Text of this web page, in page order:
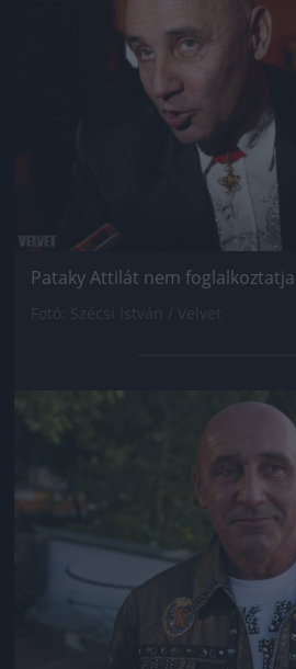
Pataky Attilát nem
Jön még